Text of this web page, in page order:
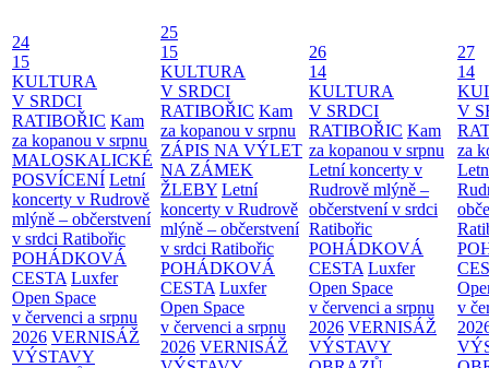
24
15
KULTURA
V SRDCI
RATIBOŘIC Kam
za kopanou v srpnu
MALOSKALICKÉ
POSVÍCENÍ Letní
koncerty v Rudrově
mlýně – občerstvení
v srdci Ratibořic
POHÁDKOVÁ
CESTA Luxfer
Open Space
v červenci a srpnu
2026 VERNISÁŽ
VÝSTAVY
25
15
KULTURA
V SRDCI
RATIBOŘIC Kam
za kopanou v srpnu
ZÁPIS NA VÝLET
NA ZÁMEK
ŽLEBY Letní
koncerty v Rudrově
mlýně – občerstvení
v srdci Ratibořic
POHÁDKOVÁ
CESTA Luxfer
Open Space
v červenci a srpnu
2026 VERNISÁŽ
26
14
KULTURA
V SRDCI
RATIBOŘIC Kam
za kopanou v srpnu
Letní koncerty v
Rudrově mlýně –
občerstvení v srdci
Ratibořic
POHÁDKOVÁ
CESTA Luxfer
Open Space
v červenci a srpnu
2026 VERNISÁŽ
VÝSTAVY
27
14
V
za
v